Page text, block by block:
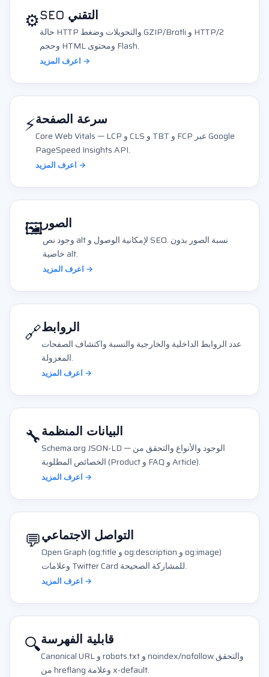
⚙️ SEO التقني
حالة HTTP والتحويلات وضغط GZIP/Brotli و HTTP/2
وحجم HTML ومحتوى Flash.
اعرف المزيد →
⚡سرعة الصفحة
Core Web Vitals — LCP و CLS و TBT و FCP عبر Google
PageSpeed Insights API.
اعرف المزيد →
🖼️ الصور
وجود نص alt لإمكانية الوصول و SEO. نسبة الصور بدون
خاصية alt.
اعرف المزيد →
🔗الروابط
عدد الروابط الداخلية والخارجية والنسبة واكتشاف الصفحات
المعزولة.
اعرف المزيد →
🔧البيانات المنظمة
Schema.org JSON-LD — الوجود والأنواع والتحقق من
الخصائص المطلوبة (Product و FAQ و Article).
اعرف المزيد →
💬التواصل الاجتماعي
Open Graph (og:title و og:description و og:image)
وعلامات Twitter Card للمشاركة الصحيحة.
اعرف المزيد →
🔍قابلية الفهرسة
Canonical URL و robots.txt و noindex/nofollow والتحقق
من hreflang وعلامة x-default.